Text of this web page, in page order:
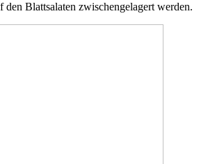
den Blattsalaten zwischengelagert werden.